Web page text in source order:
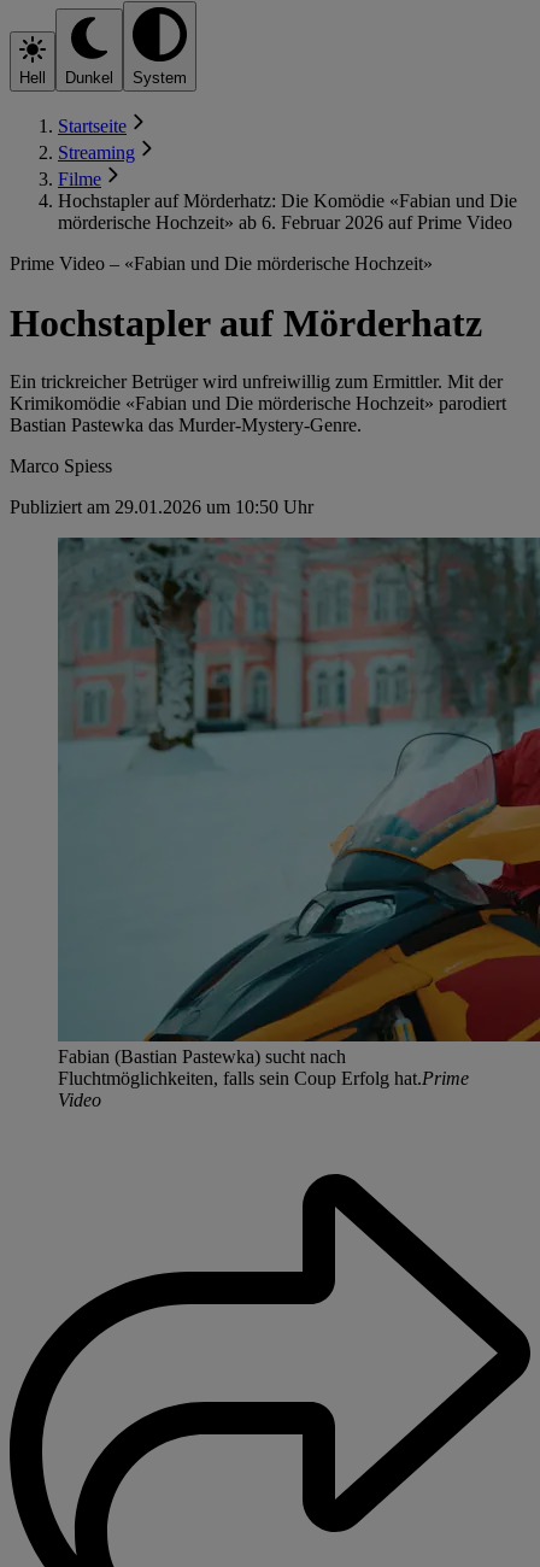
Hell Dunkel System
Startseite
Streaming
Filme
Hochstapler auf Mörderhatz: Die Komödie «Fabian und Die
mörderische Hochzeit» ab 6. Februar 2026 auf Prime Video
Prime Video – «Fabian und Die mörderische Hochzeit»
Hochstapler auf Mörderhatz
Ein trickreicher Betrüger wird unfreiwillig zum Ermittler. Mit der
Krimikomödie «Fabian und Die mörderische Hochzeit» parodiert
Bastian Pastewka das Murder-Mystery-Genre.
Marco Spiess
Publiziert am 29.01.2026 um 10:50 Uhr
Fabian (Bastian Pastewka) sucht nach
Fluchtmöglichkeiten, falls sein Coup Erfolg hat.Prime
Video